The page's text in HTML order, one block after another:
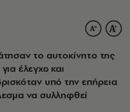
το αυτοκίνητο της
έλεγχο και
υπό την επήρεια
να συλληφθεί